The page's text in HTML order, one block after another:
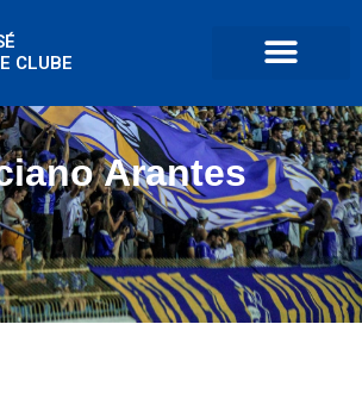
CLUBE
Arantes